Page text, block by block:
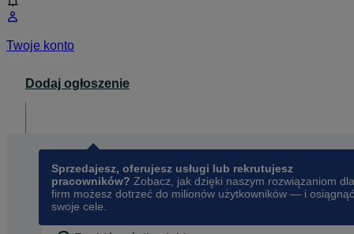
Twoje konto
Dodaj ogłoszenie
Sprzedajesz, oferujesz usługi lub rekrutujesz
pracowników? Zobacz, jak dzięki naszym rozwiązaniom dla
firm możesz dotrzeć do milionów użytkowników — i osiągnąć
swoje cele.